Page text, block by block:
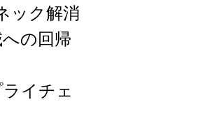
ック解消
の回帰
イチェ